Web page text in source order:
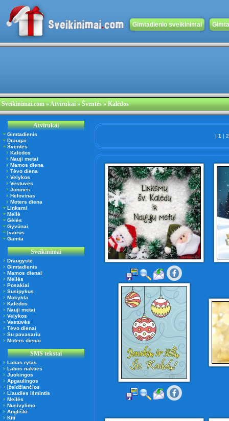
Gimtadienio sveikinimai
Sveikinimai.com»Atvirukai» Šventės » Kalėdos
Atvirukai
Gimtadienis
Draugai
Šventės
Kalėdos
Nauji metai
Mamos diena
Tėvo diena
Velykos
Vestuvės
Joninės
Helovinas
Moters diena
Linksmi
Meilė
Gėlės
Gyvūnai
Įvairūs
Gamta
Sveikinimai
Draugystė
Gimtadienis
Mamos dienai
Meilės
Posakiai
Susipykus
Mokykla
Kalėdos
Nauji metai
Velykos
Vestuvės
Tėvo dienai
Su pavasariu
Moters dienai
SMS tekstai
Labas rytas
Labos nakties
Juokingos
Apgaulingos
Įžeidžiančios
Liaudies išmintis
Meilės
Nusivylimo
Angliški
Kiti
| 1 |